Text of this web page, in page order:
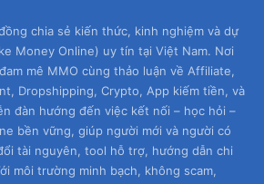
chia sẻ kiến thức, kinh nghiệm và dự
Money Online) uy tín tại Việt Nam. Nơi
mê MMO cùng thảo luận về Affiliate,
Dropshipping, Crypto, App kiếm tiền, và
đàn hướng đến việc kết nối – học hỏi –
bền vững, giúp người mới và người có
tài nguyên, tool hỗ trợ, hướng dẫn chi
môi trường minh bạch, không scam,